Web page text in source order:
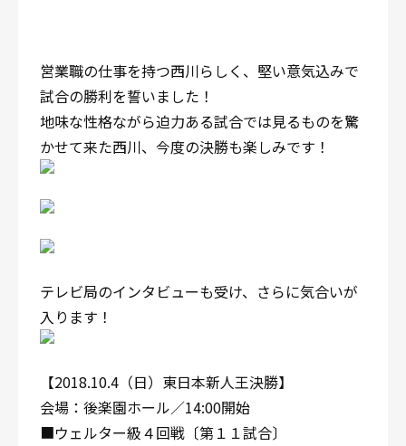
営業職の仕事を持つ西川らしく、堅い意気込みで
試合の勝利を誓いました！
地味な性格ながら迫力ある試合では見るものを驚
かせて来た西川、今度の決勝も楽しみです！
テレビ局のインタビューも受け、さらに気合いが
入ります！
【2018.10.4（日）東日本新人王決勝】
会場：後楽園ホール／14:00開始
■ウェルター級４回戦〔第１１試合〕